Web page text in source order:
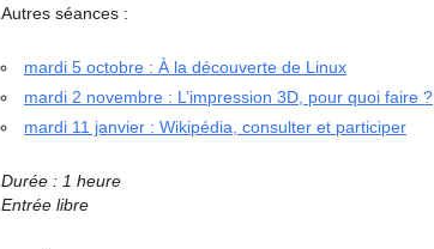
Autres séances :
mardi 5 octobre : À la découverte de Linux
mardi 2 novembre : L’impression 3D, pour quoi faire ?
mardi 11 janvier : Wikipédia, consulter et participer
Durée : 1 heure
Entrée libre